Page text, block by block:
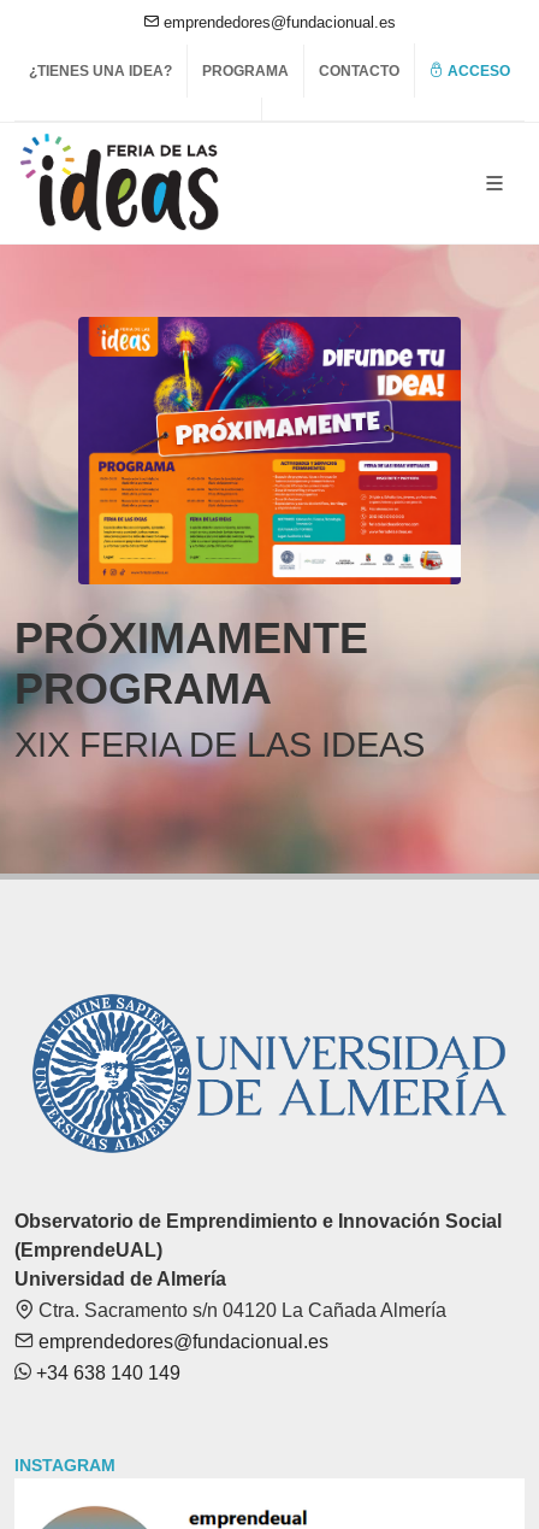
emprendedores@fundacionual.es
¿TIENES UNA IDEA? PROGRAMA CONTACTO ACCESO
PRÓXIMAMENTE
PROGRAMA
XIX FERIA DE LAS IDEAS
Observatorio de Emprendimiento e Innovación Social
(EmprendeUAL)
Universidad de Almería
Ctra. Sacramento s/n 04120 La Cañada Almería
emprendedores@fundacionual.es
+34 638 140 149
INSTAGRAM